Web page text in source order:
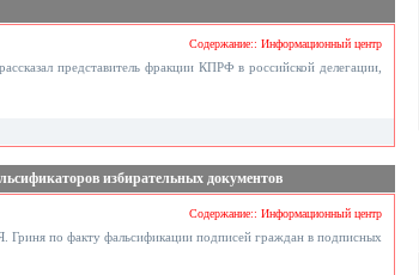
Содержание:: Информационный центр
представитель фракции КПРФ в российской делегации,
избирательных документов
Содержание:: Информационный центр
по факту фальсификации подписей граждан в подписных